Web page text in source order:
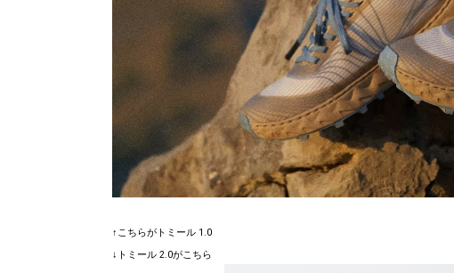
↑こちらがトミール 1.0
↓トミール 2.0がこちら